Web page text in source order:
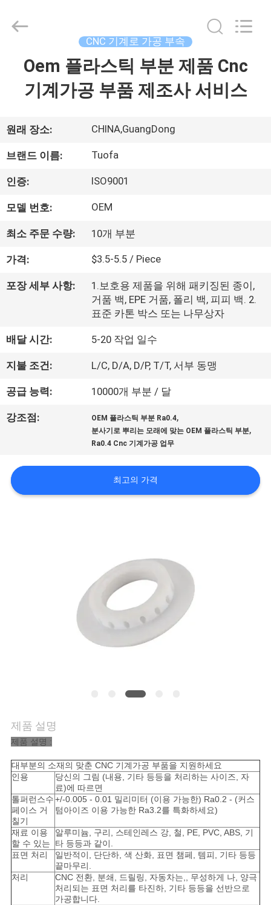
품
우
리
한
것
공
장
투
어
질
관
스
인
용
을
요
청
2021
Technology
CNC 기계로 가공 부속
Oem 플라스틱 부분 제품 Cnc
기계가공 부품 제조사 서비스
원래 장소: CHINA,GuangDong
브랜드 이름: Tuofa
인증: ISO9001
모델 번호: OEM
최소 주문 수량: 10개 부분
가격: $3.5-5.5 / Piece
포장 세부 사항:
1.보호용 제품을 위해 패키징된 종이,
거품 백, EPE 거품, 폴리 백, 피피 백. 2.
표준 카톤 박스 또는 나무상자
배달 시간: 5-20 작업 일수
지불 조건: L/C, D/A, D/P, T/T, 서부 동맹
공급 능력: 10000개 부분 / 달
강조점: OEM 플라스틱 부분 Ra0.4,
분사기로 뿌리는 모래에 맞는 OEM 플라스틱 부분,
Ra0.4 Cnc 기계가공 업무
최고의 가격
제품 설명
제품 설명 :
대부분의 소재의 맞춘 CNC 기계가공 부품을 지원하세요
인용
당신의 그림 (내용, 기타 등등을 처리하는 사이즈, 자
료)에 따르면
톨퍼런스수
페이스 거
칠기
+/-0.005 - 0.01 밀리미터 (이용 가능한) Ra0.2 - (커스
텀아이즈 이용 가능한 Ra3.2를 특화하세요)
재료 이용
할 수 있는
알루미늄, 구리, 스테인레스 강, 철, PE, PVC, ABS, 기
타 등등과 같이.
표면 처리
일반적이, 단단하, 색 산화, 표면 챔페, 템피, 기타 등등
끝마무리.
처리
CNC 전환, 분쇄, 드릴링, 자동차는,, 무성하게 나, 양극
처리되는 표면 처리를 타진하, 기타 등등을 선반으로
가공합니다.